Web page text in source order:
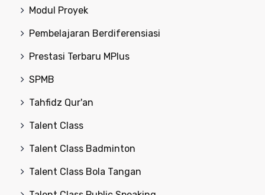
Modul Proyek
Pembelajaran Berdiferensiasi
Prestasi Terbaru MPlus
SPMB
Tahfidz Qur'an
Talent Class
Talent Class Badminton
Talent Class Bola Tangan